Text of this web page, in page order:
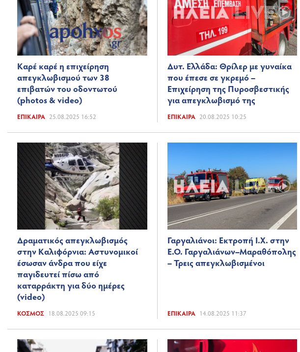
Καρέ καρέ η επιχείρηση
απεγκλωβισμού των 38
επιβατών του οδοντωτού
(photos & video)
ΕΠΊΚΑΙΡΑ 25.08.2025 16:52
Δυτ. Ελλάδα: Θρίλερ με γυναίκα
που έπεσε σε γκρεμό –
Επιχείρηση της Πυροσβεστικής
για απεγκλωβισμό της
ΕΠΊΚΑΙΡΑ 20.08.2025 10:25
Δραματικός απεγκλωβισμός
στην Καλιφόρνια: Αστυνομικοί
έσωσαν άνδρα που είχε
παγιδευτεί πίσω από
καταρράκτη για δύο ημέρες
(video)
ΚΌΣΜΟΣ 18.08.2025 09:15
Γαργαλιάνοι: Εκτροπή Ι.Χ. στην
Ε.Ο. Γαργαλιάνων–Μαραθόπολης
– Τρεις απεγκλωβισμένοι
ΕΠΊΚΑΙΡΑ 14.08.2025 11:37